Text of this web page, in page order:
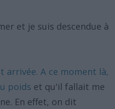
et je suis descendue à
arrivée. A ce moment là,
poids et qu'il fallait me
En effet, on dit